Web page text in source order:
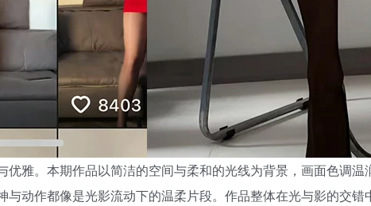
雅。本期作品以简洁的空间与柔和的光线为背景，画面色调
动作都像是光影流动下的温柔片段。作品整体在光与影的交